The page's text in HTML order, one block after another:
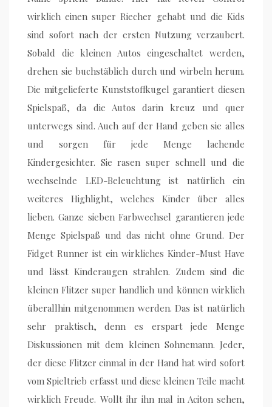
wirklich einen super Riecher gehabt und die Kids
sind sofort nach der ersten Nutzung verzaubert.
Sobald die kleinen Autos eingeschaltet werden,
drehen sie buchstäblich durch und wirbeln herum.
Die mitgelieferte Kunststoffkugel garantiert diesen
Spielspaß, da die Autos darin kreuz und quer
unterwegs sind. Auch auf der Hand geben sie alles
und sorgen für jede Menge lachende
Kindergesichter. Sie rasen super schnell und die
wechselnde LED-Beleuchtung ist natürlich ein
weiteres Highlight, welches Kinder über alles
lieben. Ganze sieben Farbwechsel garantieren jede
Menge Spielspaß und das nicht ohne Grund. Der
Fidget Runner ist ein wirkliches Kinder-Must Have
und lässt Kinderaugen strahlen. Zudem sind die
kleinen Flitzer super handlich und können wirklich
überallhin mitgenommen werden. Das ist natürlich
sehr praktisch, denn es erspart jede Menge
Diskussionen mit dem kleinen Sohnemann. Jeder,
der diese Flitzer einmal in der Hand hat wird sofort
vom Spieltrieb erfasst und diese kleinen Teile macht
wirklich Freude. Wollt ihr ihn mal in Aciton sehen,